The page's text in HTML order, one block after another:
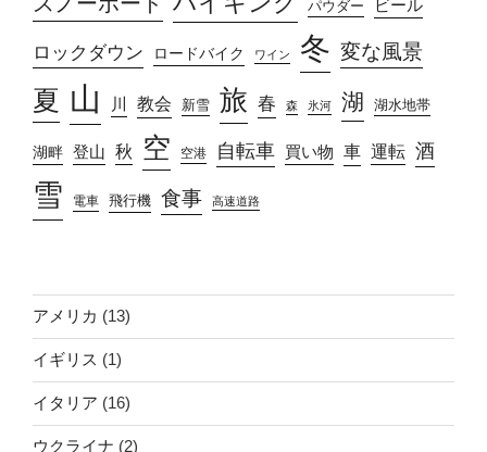
パウダー ビール
ロックダウン ロードバイク ワイン 冬 変な風景
夏 山 川 教会 新雪 旅 春 森 氷河 湖 湖水地帯
湖畔 登山 秋 空 空港 自転車 買い物 車 運転 酒
雪 電車 飛行機 食事 高速道路
アメリカ (13)
イギリス (1)
イタリア (16)
ウクライナ (2)